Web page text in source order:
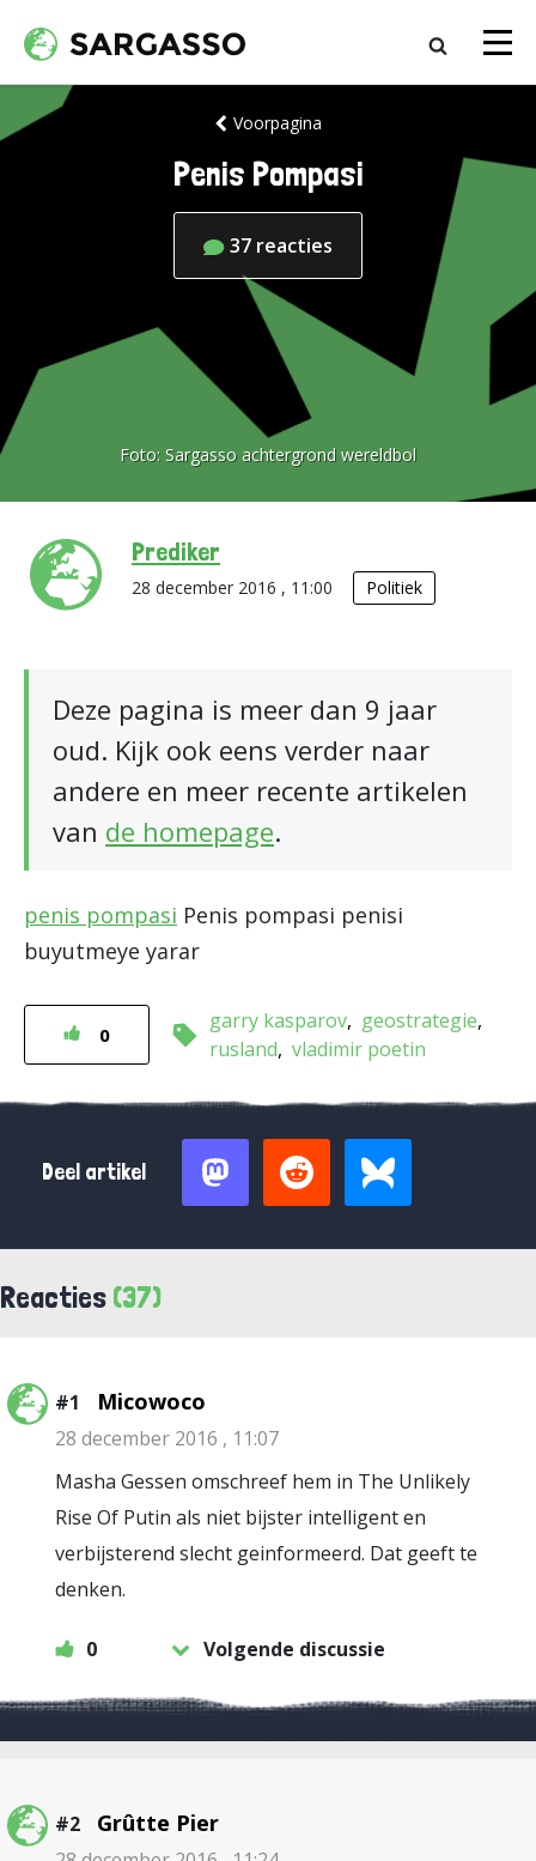
Voorpagina
Penis Pompasi
37 reacties
Foto: Sargasso achtergrond wereldbol
Prediker
28 december 2016 , 11:00 Politiek
Deze pagina is meer dan 9 jaar
oud. Kijk ook eens verder naar
andere en meer recente artikelen
van de homepage.
penis pompasi Penis pompasi penisi
buyutmeye yarar
0
garry kasparov geostrategie
rusland vladimir poetin
Deel artikel
Reacties (37)
#1 Micowoco
28 december 2016 , 11:07
Masha Gessen omschreef hem in The Unlikely
Rise Of Putin als niet bijster intelligent en
verbijsterend slecht geinformeerd. Dat geeft te
denken.
0 Volgende discussie
#2 Grûtte Pier